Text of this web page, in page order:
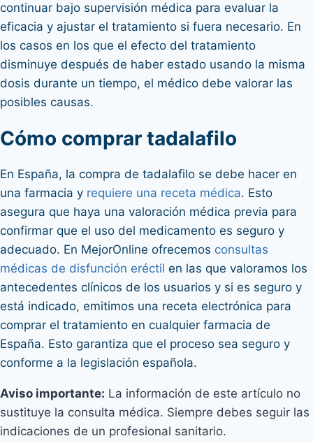
continuar bajo supervisión médica para evaluar la
eficacia y ajustar el tratamiento si fuera necesario. En
los casos en los que el efecto del tratamiento
disminuye después de haber estado usando la misma
dosis durante un tiempo, el médico debe valorar las
posibles causas.
Cómo comprar tadalafilo
En España, la compra de tadalafilo se debe hacer en
una farmacia y requiere una receta médica. Esto
asegura que haya una valoración médica previa para
confirmar que el uso del medicamento es seguro y
adecuado. En MejorOnline ofrecemos consultas
médicas de disfunción eréctil en las que valoramos los
antecedentes clínicos de los usuarios y si es seguro y
está indicado, emitimos una receta electrónica para
comprar el tratamiento en cualquier farmacia de
España. Esto garantiza que el proceso sea seguro y
conforme a la legislación española.
Aviso importante: La información de este artículo no
sustituye la consulta médica. Siempre debes seguir las
indicaciones de un profesional sanitario.